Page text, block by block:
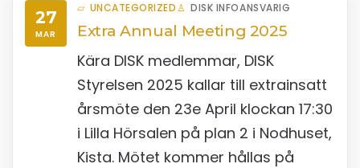
27
MAR
UNCATEGORIZED DISK INFOANSVARIG
Extra Annual Meeting 2025
Kära DISK medlemmar, DISK
Styrelsen 2025 kallar till extrainsatt
årsmöte den 23e April klockan 17:30
i Lilla Hörsalen på plan 2 i Nodhuset,
Kista. Mötet kommer hållas på